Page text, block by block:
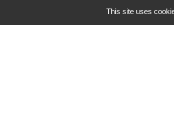
This site uses